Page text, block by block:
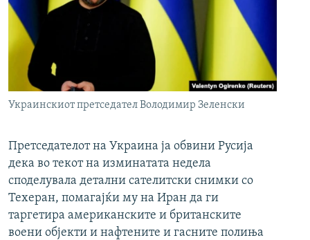
Украинскиот претседател Володимир Зеленски
Претседателот на Украина ја обвини Русија
дека во текот на изминатата недела
споделувала детални сателитски снимки со
Техеран, помагајќи му на Иран да ги
таргетира американските и британските
воени објекти и нафтените и гасните полиња